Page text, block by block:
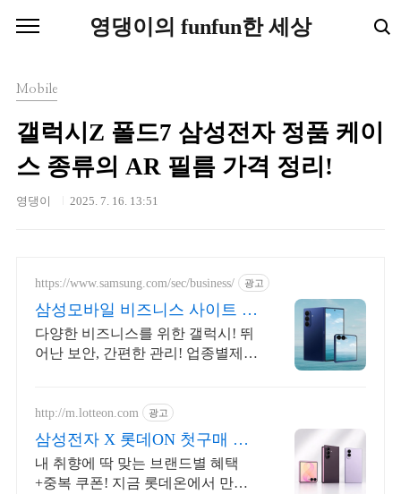
영댕이의 funfun한 세상
Mobile
갤럭시Z 폴드7 삼성전자 정품 케이
스 종류의 AR 필름 가격 정리!
영댕이 2025. 7. 16. 13:51
https://www.samsung.com/sec/business/ 광고
삼성모바일 비즈니스 사이트 본
사 공식 운영 견적문의
다양한 비즈니스를 위한 갤럭시! 뛰
어난 보안, 간편한 관리! 업종별제안
http://m.lotteon.com 광고
삼성전자 X 롯데ON 첫구매 최
대 5천원 혜택!
내 취향에 딱 맞는 브랜드별 혜택
+중복 쿠폰! 지금 롯데온에서 만나